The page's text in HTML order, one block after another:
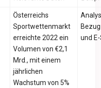
Österreichs
Sportwettenmarkt
erreichte 2022 ein
Volumen von €2,1
Mrd., mit einem
jährlichen
Wachstum von 5%
und